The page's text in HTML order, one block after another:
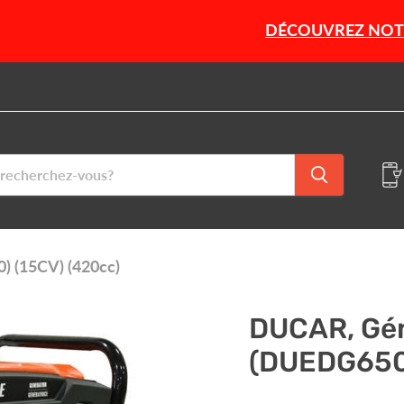
DÉCOUVREZ NOTRE
(15CV) (420cc)
DUCAR,